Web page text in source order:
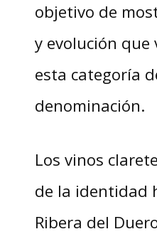
objetivo de
y evolución que
esta categoría
denominación.
Los vinos
de la identidad
Ribera del